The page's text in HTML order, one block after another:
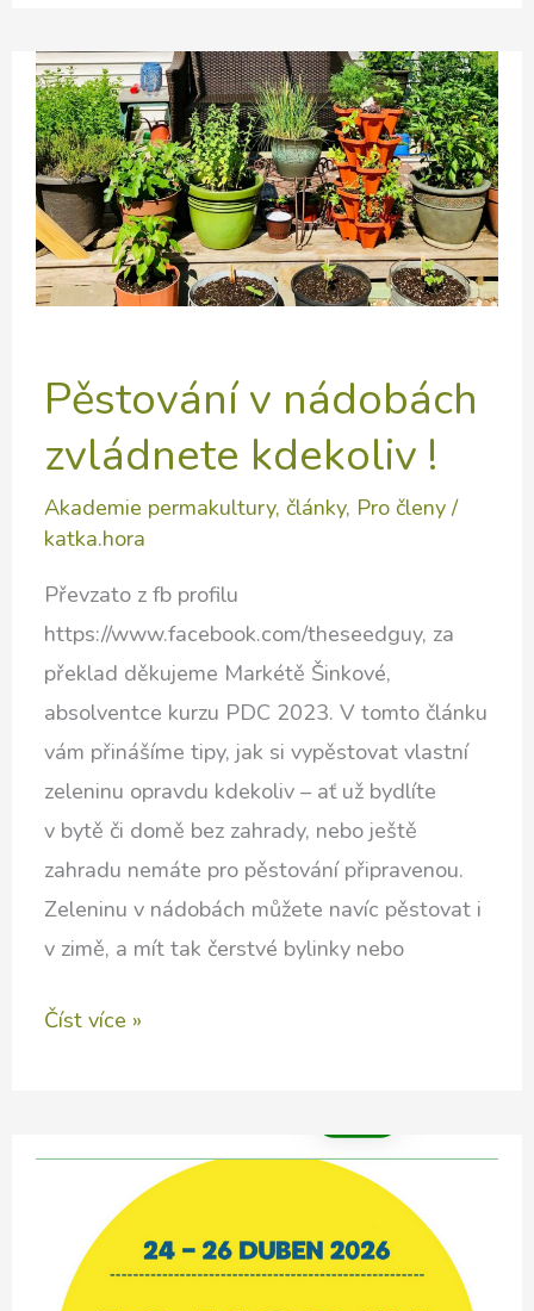
Pěstování v nádobách
zvládnete kdekoliv !
Akademie permakultury,články, Pro členy /
katka.hora
Převzato z fb profilu
https://www.facebook.com/theseedguy, za
překlad děkujeme Markétě Šinkové,
absolventce kurzu PDC 2023. V tomto článku
vám přinášíme tipy, jak si vypěstovat vlastní
zeleninu opravdu kdekoliv – ať už bydlíte
v bytě či domě bez zahrady, nebo ještě
zahradu nemáte pro pěstování připravenou.
Zeleninu v nádobách můžete navíc pěstovat i
v zimě, a mít tak čerstvé bylinky nebo
Pěstování
Číst více »